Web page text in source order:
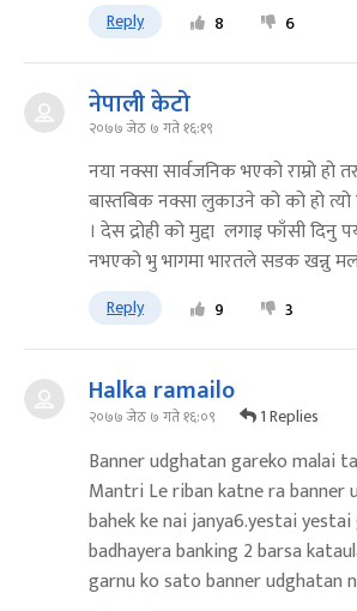
Reply 8 6
नेपाली केटो
२०७७ जेठ ७ गते १६:१९
नया नक्सा सार्वजनिक भएको राम्रो हो
बास्तबिक नक्सा लुकाउने को को हो त्यो
। देस द्रोही को मुद्दा लगाइ फाँसी दिनु
नभएको भु भागमा भारतले सडक खन्नु
Reply 9 3
Halka ramailo
२०७७ जेठ ७ गते १६:०९ 1 Replies
Banner udghatan gareko malai
Mantri Le riban katne ra banner
bahek ke nai janya6.yestai
badhayera banking 2 barsa
garnu ko sato banner udghatan